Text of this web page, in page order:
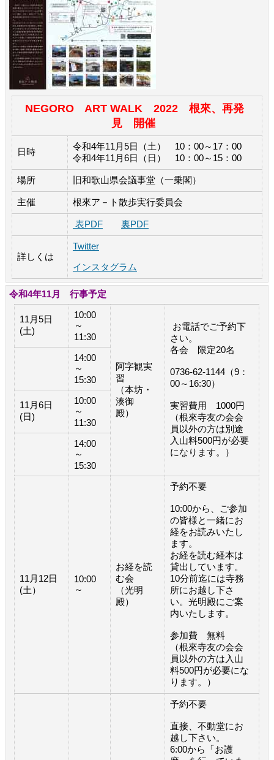
NEGORO ART WALK 2022 根來、再発
見 開催
日時
令和4年11月5日（土） 10：00～17：00
令和4年11月6日（日） 10：00～15：00
場所 旧和歌山県会議事堂（一乗閣）
主催 根來ア－ト散歩実行委員会
表PDF 裏PDF
詳しくは
Twitter
インスタグラム
令和4年11月 行事予定
11月5日
(土)
10:00
～
11:30
阿字観実
習
（本坊・
湊御
殿）
お電話でご予約下
さい。
各会 限定20名
0736-62-1144（9：
00～16:30）
実習費用 1000円
（根來寺友の会会
員以外の方は別途
入山料500円が必要
になります。）
14:00
～
15:30
11月6日
(日)
10:00
～
11:30
14:00
～
15:30
11月12日
(土）
10:00
～
お経を読
む会
（光明
殿）
予約不要
10:00から、ご参加
の皆様と一緒にお
経をお読みいたし
ます。
お経を読む経本は
貸出しています。
10分前迄には寺務
所にお越し下さ
い。光明殿にご案
内いたします。
参加費 無料
（根來寺友の会会
員以外の方は入山
料500円が必要にな
ります。）
予約不要
直接、不動堂にお
越し下さい。
6:00から「お護